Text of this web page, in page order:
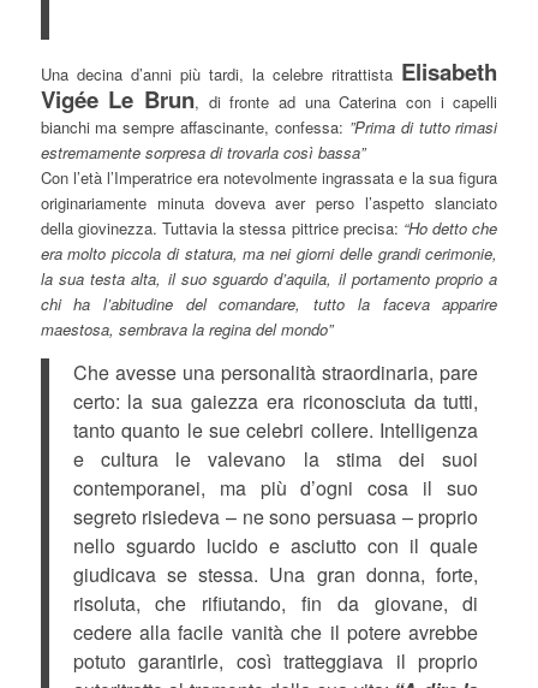
Una decina d’anni più tardi, la celebre ritrattista Elisabeth
Vigée Le Brun, di fronte ad una Caterina con i capelli
bianchi ma sempre affascinante, confessa: ”Prima di tutto rimasi
estremamente sorpresa di trovarla così bassa”
Con l’età l’Imperatrice era notevolmente ingrassata e la sua figura
originariamente minuta doveva aver perso l’aspetto slanciato
della giovinezza. Tuttavia la stessa pittrice precisa: “Ho detto che
era molto piccola di statura, ma nei giorni delle grandi cerimonie,
la sua testa alta, il suo sguardo d’aquila, il portamento proprio a
chi ha l’abitudine del comandare, tutto la faceva apparire
maestosa, sembrava la regina del mondo”
Che avesse una personalità straordinaria, pare
certo: la sua gaiezza era riconosciuta da tutti,
tanto quanto le sue celebri collere. Intelligenza
e cultura le valevano la stima dei suoi
contemporanei, ma più d’ogni cosa il suo
segreto risiedeva – ne sono persuasa – proprio
nello sguardo lucido e asciutto con il quale
giudicava se stessa. Una gran donna, forte,
risoluta, che rifiutando, fin da giovane, di
cedere alla facile vanità che il potere avrebbe
potuto garantirle, così tratteggiava il proprio